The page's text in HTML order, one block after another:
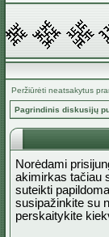
Peržiūrėti neatsakytus
Pagrindinis diskusijų
Norėdami
akimirkas tačiau
suteikti
susipažinkite su
perskaitykite